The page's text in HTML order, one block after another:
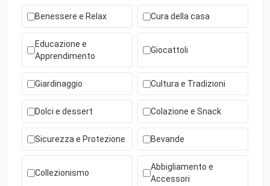
Benessere e Relax Cura della casa
Educazione e
Apprendimento
Giocattoli
Giardinaggio Cultura e Tradizioni
Dolci e dessert Colazione e Snack
Sicurezza e Protezione Bevande
Collezionismo
Abbigliamento e
Accessori